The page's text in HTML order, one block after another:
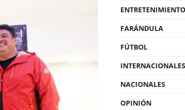
ENTRETENIMIENTO
FARÁNDULA
FÚTBOL
INTERNACIONALES
NACIONALES
OPINIÓN